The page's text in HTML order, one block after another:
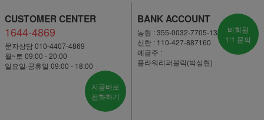
CUSTOMER CENTER
1644-4869
문자상담 010-4407-4869
월~토 09:00 - 20:00
일요일·공휴일 09:00 - 18:00
지금바로
전화하기
BANK ACCOUNT
농협 : 355-0032-7705-13
신한 : 110-427-887160
예금주 :
플라워리퍼블릭(박상현)
비회원
1:1 문의